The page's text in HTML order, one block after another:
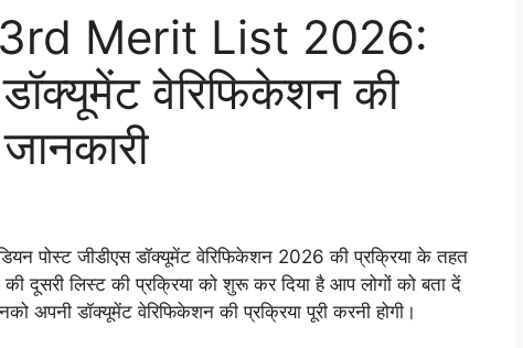
Merit List 2026:
डॉक्यूमेंट वेरिफिकेशन की
पोस्ट जीडीएस डॉक्यूमेंट वेरिफिकेशन 2026 की प्रक्रिया के तहत
की दूसरी लिस्ट की प्रक्रिया को शुरू कर दिया है आप लोगों को बता दें
अपनी डॉक्यूमेंट वेरिफिकेशन की प्रक्रिया पूरी करनी होगी।